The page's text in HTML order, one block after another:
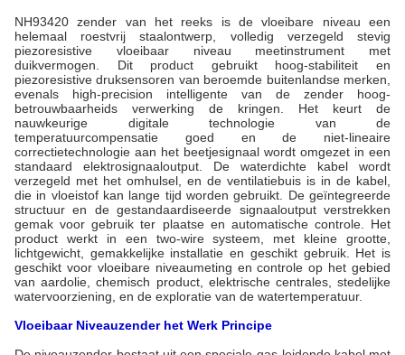
NH93420 zender van het reeks is de vloeibare niveau een
helemaal roestvrij staalontwerp, volledig verzegeld stevig
piezoresistive vloeibaar niveau meetinstrument met
duikvermogen. Dit product gebruikt hoog-stabiliteit en
piezoresistive druksensoren van beroemde buitenlandse merken,
evenals high-precision intelligente van de zender hoog-
betrouwbaarheids verwerking de kringen. Het keurt de
nauwkeurige digitale technologie van de
temperatuurcompensatie goed en de niet-lineaire
correctietechnologie aan het beetjesignaal wordt omgezet in een
standaard elektrosignaaloutput. De waterdichte kabel wordt
verzegeld met het omhulsel, en de ventilatiebuis is in de kabel,
die in vloeistof kan lange tijd worden gebruikt. De geïntegreerde
structuur en de gestandaardiseerde signaaloutput verstrekken
gemak voor gebruik ter plaatse en automatische controle. Het
product werkt in een two-wire systeem, met kleine grootte,
lichtgewicht, gemakkelijke installatie en geschikt gebruik. Het is
geschikt voor vloeibare niveaumeting en controle op het gebied
van aardolie, chemisch product, elektrische centrales, stedelijke
watervoorziening, en de exploratie van de watertemperatuur.
Vloeibaar Niveauzender het Werk Principe